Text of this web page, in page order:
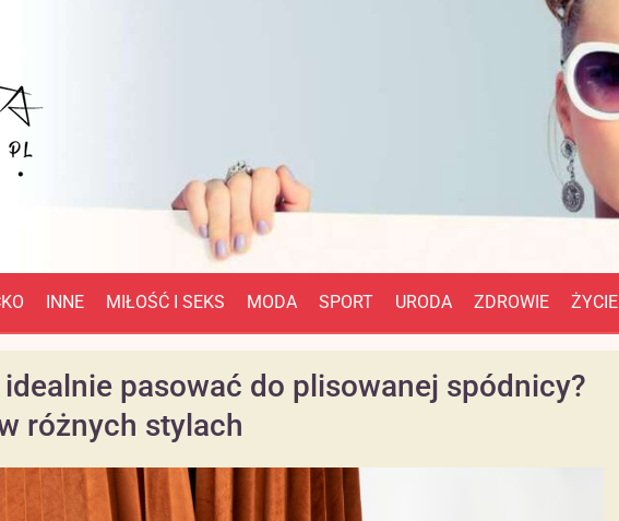
INNE MIŁOŚĆ I SEKS MODA SPORT URODA ZDROWIE ŻYCIE
pasować do plisowanej spódnicy?
różnych stylach